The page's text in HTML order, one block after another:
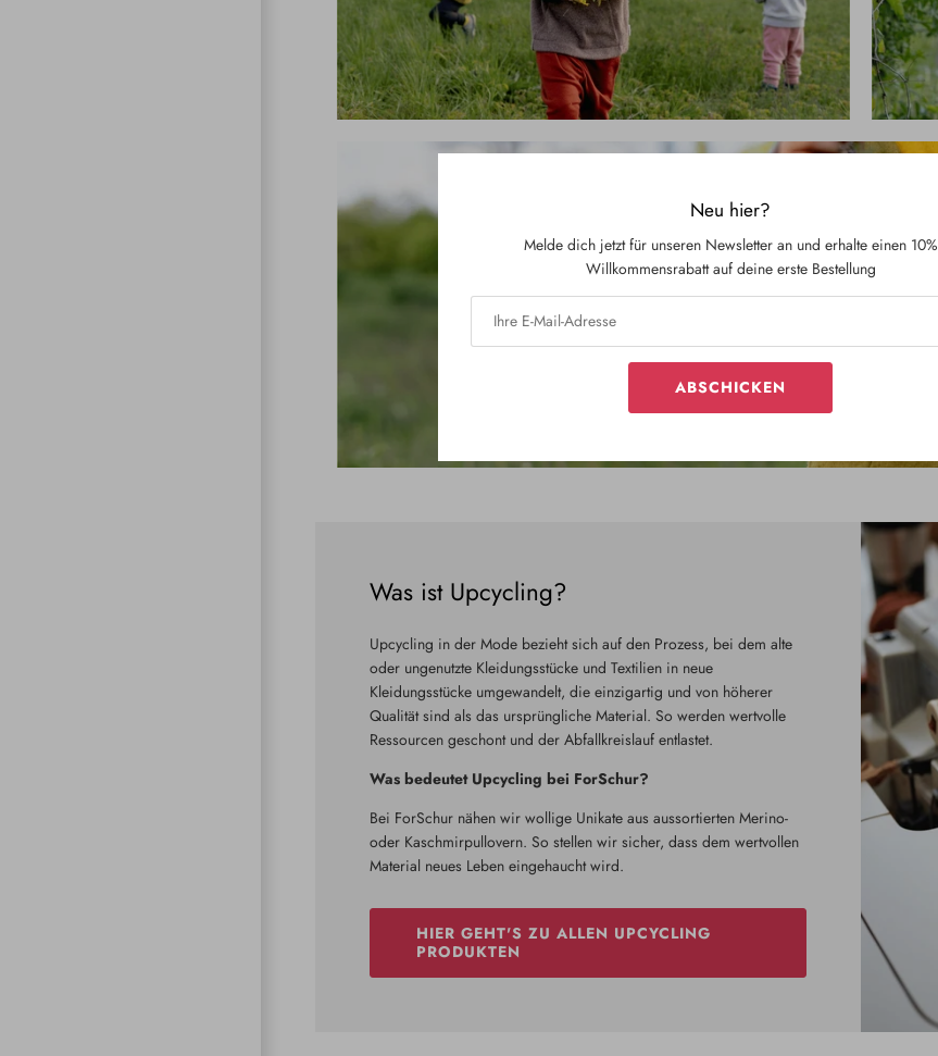
Was ist Upcycling?
Upcycling in der Mode bezieht sich auf den Prozess, bei dem alte
oder ungenutzte Kleidungsstücke und Textilien in neue
Kleidungsstücke umgewandelt, die einzigartig und von höherer
Qualität sind als das ursprüngliche Material. So werden wertvolle
Ressourcen geschont und der Abfallkreislauf entlastet.
Was bedeutet Upcycling bei ForSchur?
Bei ForSchur nähen wir wollige Unikate aus aussortierten Merino-
oder Kaschmirpullovern. So stellen wir sicher, dass dem wertvollen
Material neues Leben eingehaucht wird.
HIER GEHT'S ZU ALLEN UPCYCLING
PRODUKTEN
Neu hier?
Melde dich jetzt für unseren Newsletter an und erhalte einen 10%
Willkommensrabatt auf deine erste Bestellung
ABSCHICKEN